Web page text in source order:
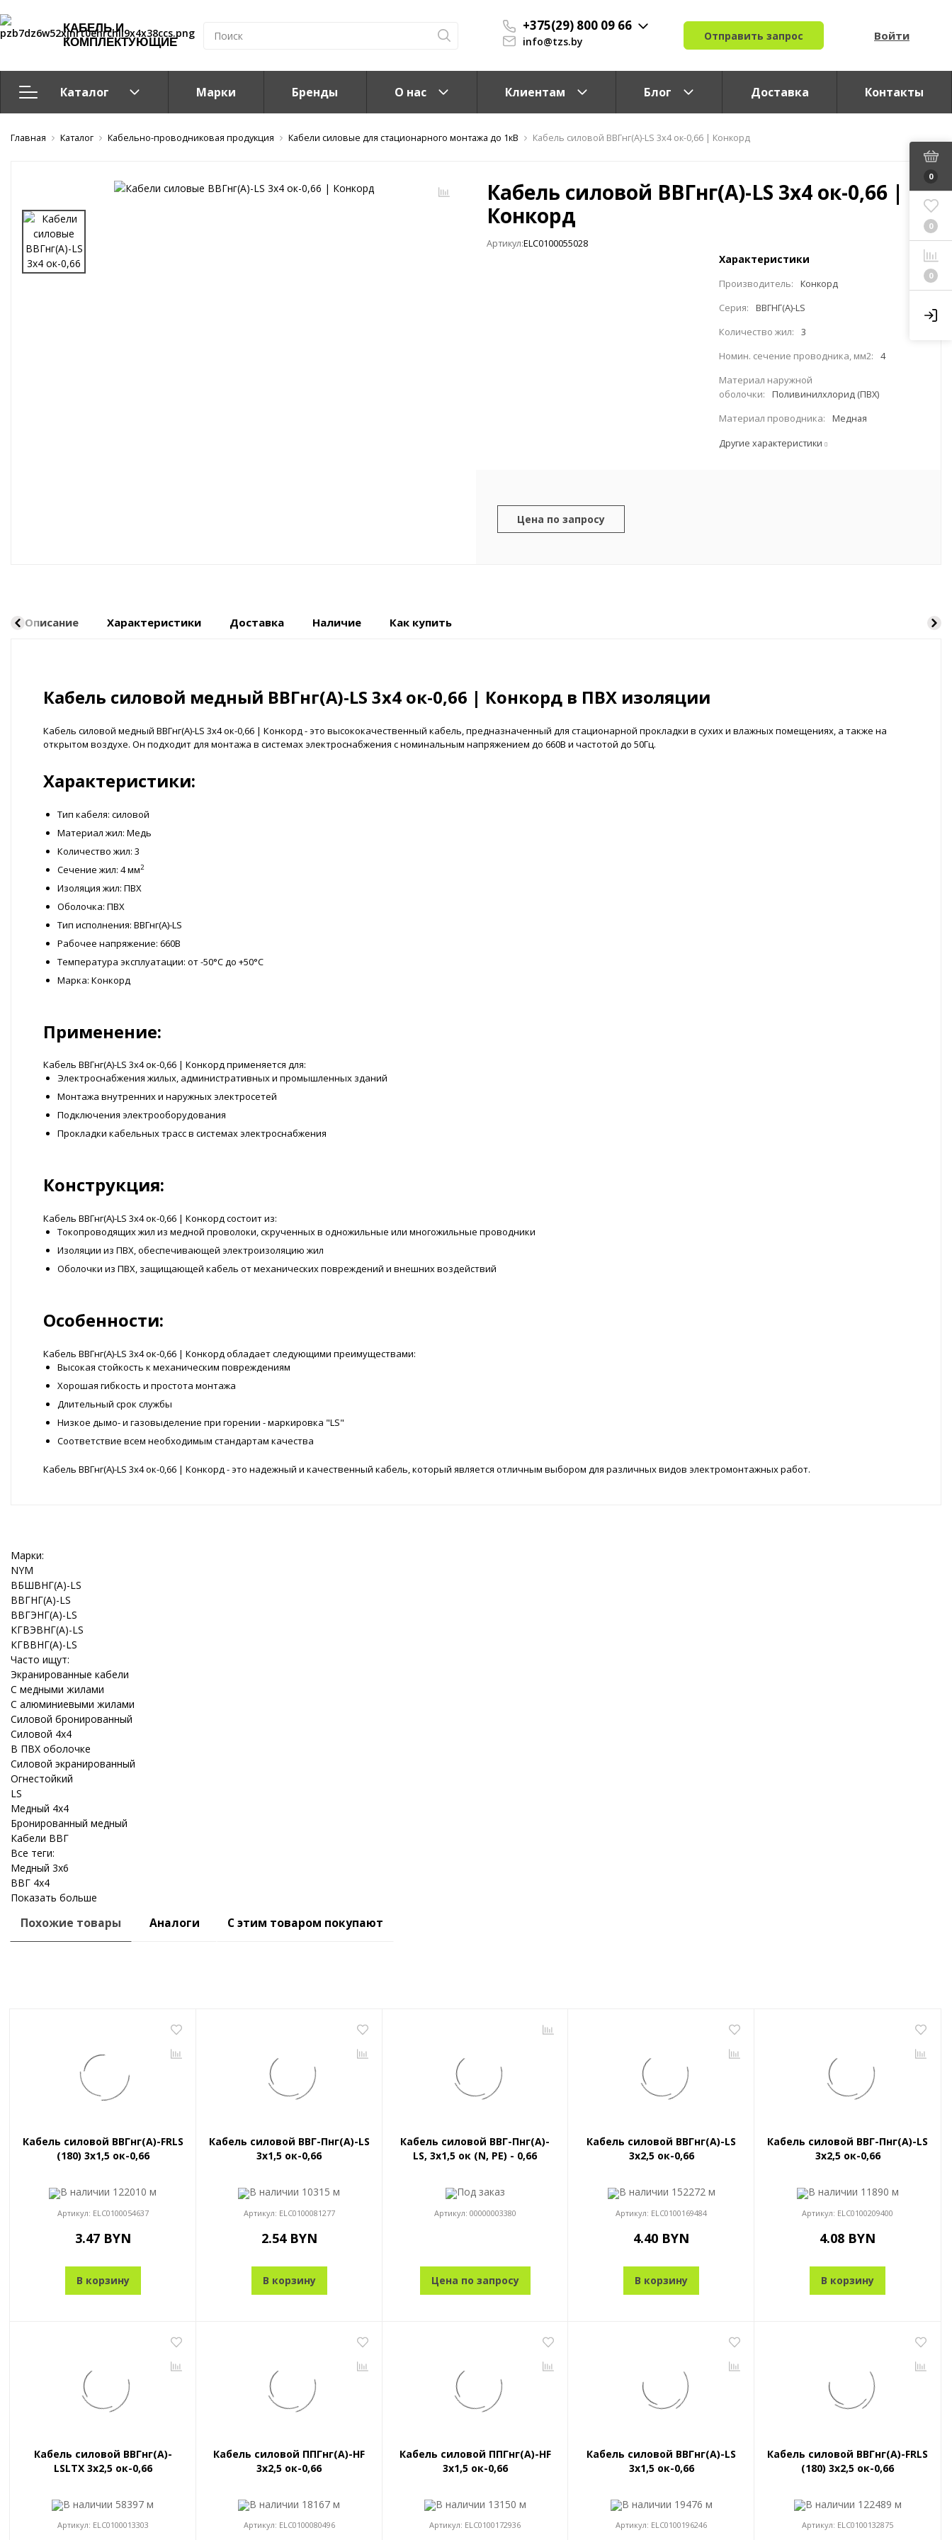
КАБЕЛЬ И
КОМПЛЕКТУЮЩИЕ
+375(29) 800 09 66
info@tzs.by Отправить запрос Войти
Каталог
Кабельно-проводниковая продукция
Электромонтажная продукция
Компоненты структурированных кабельных систем (СКС)
Марки Бренды О нас Клиентам Блог Доставка Контакты
0
0
0
Главная Каталог Кабельно-проводниковая продукция Кабели силовые для стационарного монтажа до 1кВ Кабель силовой ВВГнг(A)-LS 3x4 ок-0,66 | Конкорд
Кабель силовой ВВГнг(A)-LS 3x4 ок-0,66 |
Конкорд
Артикул:ELC0100055028
Характеристики
Производитель: Конкорд
Серия: ВВГНГ(A)-LS
Количество жил: 3
Номин. сечение проводника, мм2: 4
Материал наружной
оболочки:
Поливинилхлорид (ПВХ)
Материал проводника: Медная
Другие характеристики
Цена по запросу
Описание Характеристики Доставка Наличие Как купить
Кабель силовой медный ВВГнг(А)-LS 3x4 ок-0,66 | Конкорд в ПВХ изоляции
Кабель силовой медный ВВГнг(А)-LS 3x4 ок-0,66 | Конкорд - это высококачественный кабель, предназначенный для стационарной прокладки в сухих и влажных помещениях, а также на
открытом воздухе. Он подходит для монтажа в системах электроснабжения с номинальным напряжением до 660В и частотой до 50Гц.
Характеристики:
Тип кабеля: силовой
Материал жил: Медь
Количество жил: 3
Сечение жил: 4 мм2
Изоляция жил: ПВХ
Оболочка: ПВХ
Тип исполнения: ВВГнг(А)-LS
Рабочее напряжение: 660В
Температура эксплуатации: от -50°С до +50°С
Марка: Конкорд
Применение:
Кабель ВВГнг(А)-LS 3x4 ок-0,66 | Конкорд применяется для:
Электроснабжения жилых, административных и промышленных зданий
Монтажа внутренних и наружных электросетей
Подключения электрооборудования
Прокладки кабельных трасс в системах электроснабжения
Конструкция:
Кабель ВВГнг(А)-LS 3x4 ок-0,66 | Конкорд состоит из:
Токопроводящих жил из медной проволоки, скрученных в одножильные или многожильные проводники
Изоляции из ПВХ, обеспечивающей электроизоляцию жил
Оболочки из ПВХ, защищающей кабель от механических повреждений и внешних воздействий
Особенности:
Кабель ВВГнг(А)-LS 3x4 ок-0,66 | Конкорд обладает следующими преимуществами:
Высокая стойкость к механическим повреждениям
Хорошая гибкость и простота монтажа
Длительный срок службы
Низкое дымо- и газовыделение при горении - маркировка "LS"
Соответствие всем необходимым стандартам качества
Кабель ВВГнг(А)-LS 3x4 ок-0,66 | Конкорд - это надежный и качественный кабель, который является отличным выбором для различных видов электромонтажных работ.
Марки:
NYM
ВБШВНГ(A)-LS
ВВГНГ(A)-LS
ВВГЭНГ(A)-LS
КГВЭВНГ(A)-LS
КГВВНГ(A)-LS
Часто ищут:
Экранированные кабели
С медными жилами
С алюминиевыми жилами
Силовой бронированный
Силовой 4x4
В ПВХ оболочке
Силовой экранированный
Огнестойкий
LS
Медный 4x4
Бронированный медный
Кабели ВВГ
Все теги:
Медный 3x6
ВВГ 4x4
Показать больше
Похожие товары Аналоги С этим товаром покупают
Кабель силовой ВВГнг(A)-FRLS
(180) 3x1,5 ок-0,66
В наличии 122010 м
Артикул: ELC0100054637
3.47 BYN
В корзину
Кабель силовой ВВГ-Пнг(A)-LS
3x1,5 ок-0,66
В наличии 10315 м
Артикул: ELC0100081277
2.54 BYN
В корзину
Кабель силовой ВВГ-Пнг(A)-
LS, 3x1,5 ок (N, PE) - 0,66
Под заказ
Артикул: 00000003380
Цена по запросу
Кабель силовой ВВГнг(A)-LS
3x2,5 ок-0,66
В наличии 152272 м
Артикул: ELC0100169484
4.40 BYN
В корзину
Кабель силовой ВВГ-Пнг(A)-LS
3x2,5 ок-0,66
В наличии 11890 м
Артикул: ELC0100209400
4.08 BYN
В корзину
Кабель силовой ВВГнг(A)-
LSLTX 3x2,5 ок-0,66
В наличии 58397 м
Артикул: ELC0100013303
Кабель силовой ППГнг(A)-HF
3x2,5 ок-0,66
В наличии 18167 м
Артикул: ELC0100080496
Кабель силовой ППГнг(A)-HF
3x1,5 ок-0,66
В наличии 13150 м
Артикул: ELC0100172936
Кабель силовой ВВГнг(A)-LS
3x1,5 ок-0,66
В наличии 19476 м
Артикул: ELC0100196246
Кабель силовой ВВГнг(A)-FRLS
(180) 3x2,5 ок-0,66
В наличии 122489 м
Артикул: ELC0100132875